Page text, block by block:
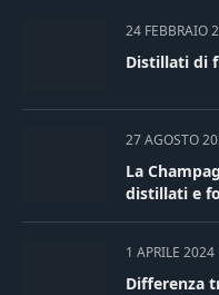
24 FEBBRAIO
Distillati di
27 AGOSTO
La
distillati e
1 APRILE 2024
Differenza